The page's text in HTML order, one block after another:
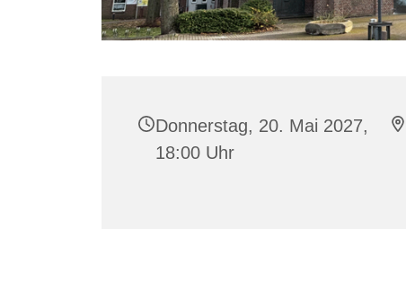
Donnerstag, 20. Mai 2027,
18:00 Uhr